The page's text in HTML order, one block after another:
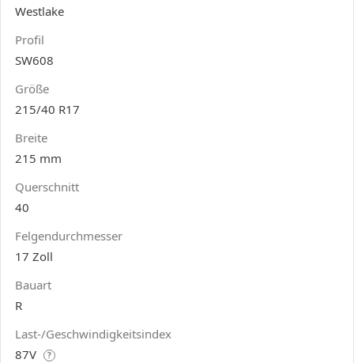
Westlake
Profil
SW608
Größe
215/40 R17
Breite
215 mm
Querschnitt
40
Felgendurchmesser
17 Zoll
Bauart
R
Last-/Geschwindigkeitsindex
87V
?